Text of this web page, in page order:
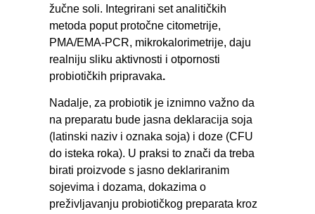
žučne soli. Integrirani set analitičkih
metoda poput protočne citometrije,
PMA/EMA‑PCR, mikrokalorimetrije, daju
realniju sliku aktivnosti i otpornosti
probiotičkih pripravaka.
Nadalje, za probiotik je iznimno važno da
na preparatu bude jasna deklaracija soja
(latinski naziv i oznaka soja) i doze (CFU
do isteka roka). U praksi to znači da treba
birati proizvode s jasno deklariranim
sojevima i dozama, dokazima o
preživljavanju probiotičkog preparata kroz